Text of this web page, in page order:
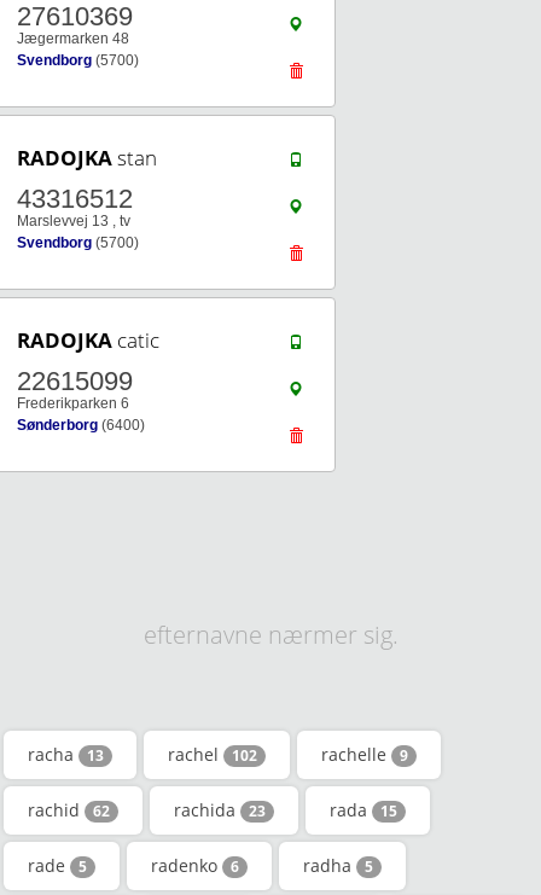
27610369
Jægermarken 48
Svendborg (5700)
RADOJKAstan
43316512
Marslevvej 13 , tv
Svendborg (5700)
RADOJKA catic
22615099
Frederikparken 6
Sønderborg (6400)
efternavne nærmer sig.
racha 13 rachel 102 rachelle 9
rachid 62 rachida 23 rada 15
rade 5 radenko 6 radha 5